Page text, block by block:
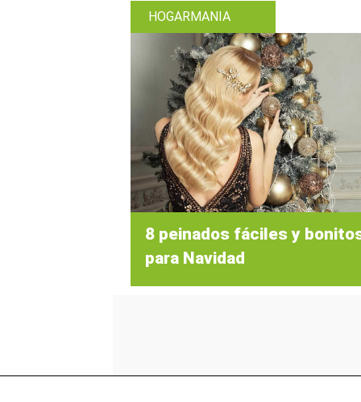
HOGARMANIA
8 peinados fáciles y
para Navidad